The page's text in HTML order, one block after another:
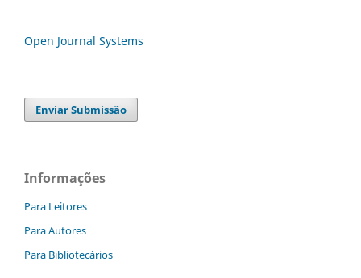
Open Journal Systems
Enviar Submissão
Informações
Para Leitores
Para Autores
Para Bibliotecários